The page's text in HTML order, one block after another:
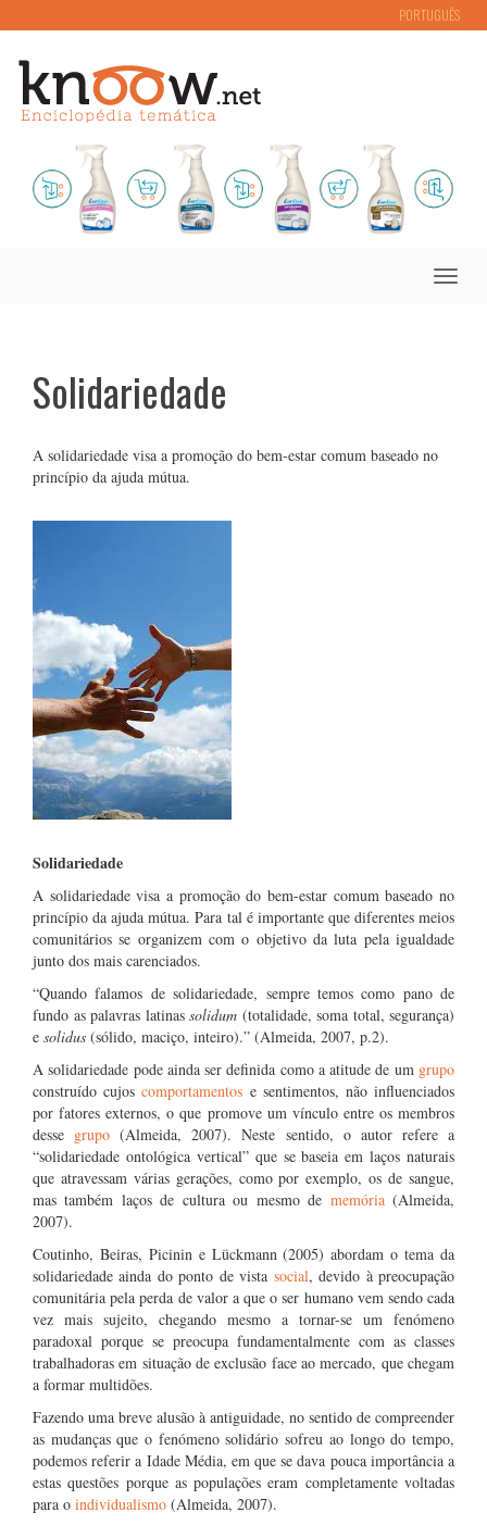
PORTUGUÊS
Toggle
Solidariedade
A solidariedade visa a promoção do bem-estar comum baseado no
princípio da ajuda mútua.
Solidariedade
A solidariedade visa a promoção do bem-estar comum baseado no
princípio da ajuda mútua. Para tal é importante que diferentes meios
comunitários se organizem com o objetivo da luta pela igualdade
junto dos mais carenciados.
“Quando falamos de solidariedade, sempre temos como pano de
fundo as palavras latinas solidum (totalidade, soma total, segurança)
e solidus (sólido, maciço, inteiro).” (Almeida, 2007, p.2).
A solidariedade pode ainda ser definida como a atitude de um grupo
construído cujoscomportamentos e sentimentos, não influenciados
por fatores externos, o que promove um vínculo entre os membros
desse grupo (Almeida, 2007). Neste sentido, o autor refere a
“solidariedade ontológica vertical” que se baseia em laços naturais
que atravessam várias gerações, como por exemplo, os de sangue,
mas também laços de cultura ou mesmo de memória(Almeida,
2007).
Coutinho, Beiras, Picinin e Lückmann (2005) abordam o tema da
solidariedade ainda do ponto de vista social, devido à preocupação
comunitária pela perda de valor a que o ser humano vem sendo cada
vez mais sujeito, chegando mesmo a tornar-se um fenómeno
paradoxal porque se preocupa fundamentalmente com as classes
trabalhadoras em situação de exclusão face ao mercado, que chegam
a formar multidões.
Fazendo uma breve alusão à antiguidade, no sentido de compreender
as mudanças que o fenómeno solidário sofreu ao longo do tempo,
podemos referir a Idade Média, em que se dava pouca importância a
estas questões porque as populações eram completamente voltadas
para o individualismo (Almeida, 2007).